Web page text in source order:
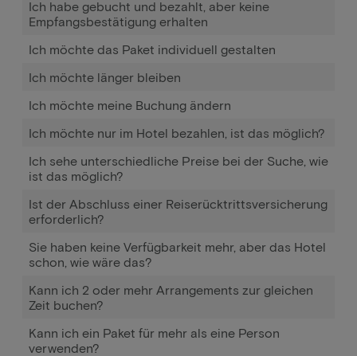
Ich habe gebucht und bezahlt, aber keine
Empfangsbestätigung erhalten
Ich möchte das Paket individuell gestalten
Ich möchte länger bleiben
Ich möchte meine Buchung ändern
Ich möchte nur im Hotel bezahlen, ist das möglich?
Ich sehe unterschiedliche Preise bei der Suche, wie
ist das möglich?
Ist der Abschluss einer Reiserücktrittsversicherung
erforderlich?
Sie haben keine Verfügbarkeit mehr, aber das Hotel
schon, wie wäre das?
Kann ich 2 oder mehr Arrangements zur gleichen
Zeit buchen?
Kann ich ein Paket für mehr als eine Person
verwenden?